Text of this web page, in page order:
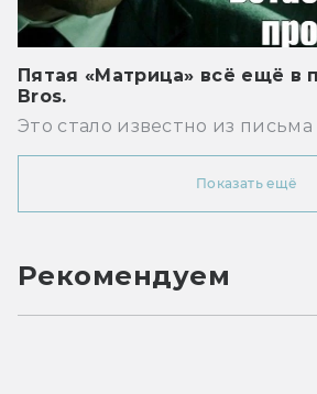
Пятая «Матрица» всё ещё в
Bros.
Это стало известно из
Показать ещё
Рекомендуем